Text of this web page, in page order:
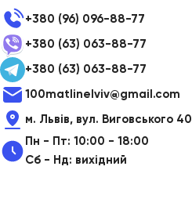
+380 (96) 096-88-77
+380 (63) 063-88-77
+380 (63) 063-88-77
100matlinelviv@gmail.com
м. Львів, вул. Виговського 40
Пн - Пт: 10:00 - 18:00
Сб - Нд: вихідний